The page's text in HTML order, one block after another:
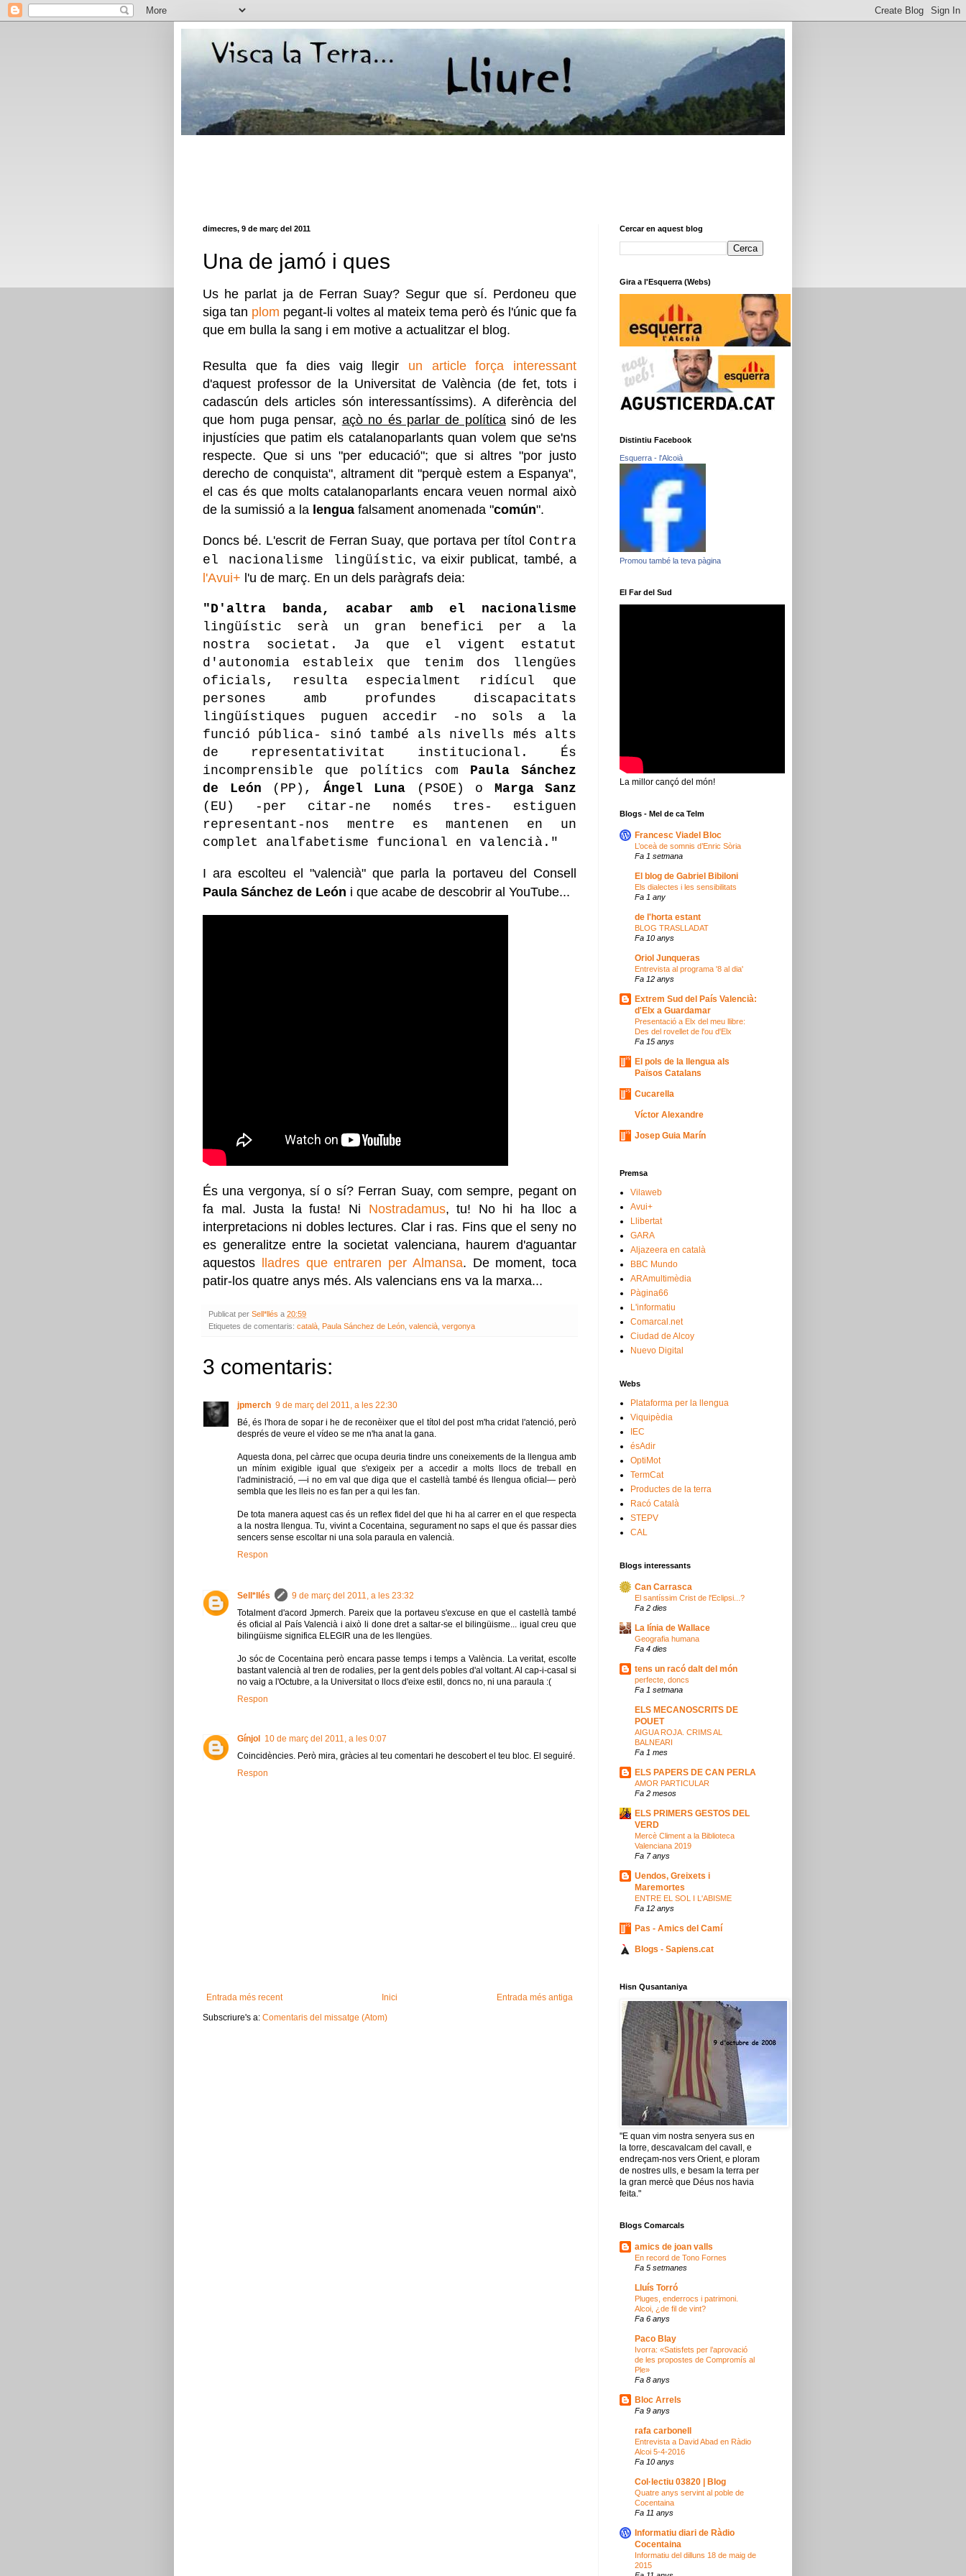
dimecres, 9 de març del 2011
Una de jamó i ques
Us he parlat ja de Ferran Suay? Segur que sí. Perdoneu que
siga tan plom pegant-li voltes al mateix tema però és l'únic que fa
que em bulla la sang i em motive a actualitzar el blog.
Resulta que fa dies vaig llegir un article força interessant
d'aquest professor de la Universitat de València (de fet, tots i
cadascún dels articles són interessantíssims). A diferència del
que hom puga pensar, açò no és parlar de políticasinó de les
injustícies que patim els catalanoparlants quan volem que se'ns
respecte. Que si uns "per educació"; que si altres "por justo
derecho de conquista", altrament dit "perquè estem a Espanya",
el cas és que molts catalanoparlants encara veuen normal això
de la sumissió a la lengua falsament anomenada "común".
Doncs bé. L'escrit de Ferran Suay, que portava per títol Contra
el nacionalisme lingüístic, va eixir publicat, també, a
l'Avui+ l'u de març. En un dels paràgrafs deia:
"D'altra banda, acabar amb el nacionalisme
lingüístic serà un gran benefici per a la
nostra societat. Ja que el vigent estatut
d'autonomia estableix que tenim dos llengües
oficials, resulta especialment ridícul que
persones amb profundes discapacitats
lingüístiques puguen accedir -no sols a la
funció pública- sinó també als nivells més alts
de representativitat institucional. És
incomprensible que polítics com Paula Sánchez
de León (PP), Ángel Luna (PSOE) o Marga Sanz
(EU) -per citar-ne només tres- estiguen
representant-nos mentre es mantenen en un
complet analfabetisme funcional en valencià."
I ara escolteu el "valencià" que parla la portaveu del Consell
Paula Sánchez de León i que acabe de descobrir al YouTube...
És una vergonya, sí o sí? Ferran Suay, com sempre, pegant on
fa mal. Justa la fusta! Ni Nostradamus, tu! No hi ha lloc a
interpretacions ni dobles lectures. Clar i ras. Fins que el seny no
es generalitze entre la societat valenciana, haurem d'aguantar
aquestos lladres que entraren per Almansa. De moment, toca
patir-los quatre anys més. Als valencians ens va la marxa...
Publicat per Sell*llés a 20:59
Etiquetes de comentaris: català Paula Sánchez de León valencià vergonya
3 comentaris:
jpmerch 9 de març del 2011, a les 22:30
Bé, és l'hora de sopar i he de reconèixer que el títol del post m'ha cridat l'atenció, però
després de veure el vídeo se me n'ha anat la gana.
Aquesta dona, pel càrrec que ocupa deuria tindre uns coneixements de la llengua amb
un mínim exigible igual que s'exigeix per a accedir a molts llocs de treball en
l'administració, —i no em val que diga que el castellà també és llengua oficial— però
sembla que les lleis no es fan per a qui les fan.
De tota manera aquest cas és un reflex fidel del que hi ha al carrer en el que respecta
a la nostra llengua. Tu, vivint a Cocentaina, segurament no saps el que és passar dies
sencers sense escoltar ni una sola paraula en valencià.
Respon
Sell*llés
9 de març del 2011, a les 23:32
Totalment d'acord Jpmerch. Pareix que la portaveu s'excuse en que el castellà també
és oficial al País Valencià i això li done dret a saltar-se el bilingüisme... igual creu que
bilingüisme significa ELEGIR una de les llengües.
Jo sóc de Cocentaina però encara passe temps i temps a València. La veritat, escolte
bastant valencià al tren de rodalies, per la gent dels pobles d'al voltant. Al cap-i-casal si
no vaig a l'Octubre, a la Universitat o llocs d'eixe estil, doncs no, ni una paraula :(
Respon
Gínjol 10 de març del 2011, a les 0:07
Coincidències. Però mira, gràcies al teu comentari he descobert el teu bloc. El seguiré.
Respon
Entrada més recent Entrada més antiga
Inici
Subscriure's a: Comentaris del missatge (Atom)
Cercar en aquest blog
Gira a l'Esquerra (Webs)
Distintiu Facebook
Esquerra - l'Alcoià
Promou també la teva pàgina
El Far del Sud
La millor cançó del món!
Blogs - Mel de ca Telm
Francesc Viadel Bloc
L’oceà de somnis d’Enric Sòria
Fa 1 setmana
El blog de Gabriel Bibiloni
Els dialectes i les sensibilitats
Fa 1 any
de l'horta estant
BLOG TRASLLADAT
Fa 10 anys
Oriol Junqueras
Entrevista al programa '8 al dia'
Fa 12 anys
Extrem Sud del País Valencià:
d'Elx a Guardamar
Presentació a Elx del meu llibre:
Des del rovellet de l'ou d'Elx
Fa 15 anys
El pols de la llengua als
Països Catalans
Cucarella
Víctor Alexandre
Josep Guia Marín
Premsa
Vilaweb
Avui+
Llibertat
GARA
Aljazeera en català
BBC Mundo
ARAmultimèdia
Pàgina66
L'informatiu
Comarcal.net
Ciudad de Alcoy
Nuevo Digital
Webs
Plataforma per la llengua
Viquipèdia
IEC
ésAdir
OptiMot
TermCat
Productes de la terra
Racó Català
STEPV
CAL
Blogs interessants
Can Carrasca
El santíssim Crist de l'Eclipsi...?
Fa 2 dies
La línia de Wallace
Geografia humana
Fa 4 dies
tens un racó dalt del món
perfecte, doncs
Fa 1 setmana
ELS MECANOSCRITS DE
POUET
AIGUA ROJA. CRIMS AL
BALNEARI
Fa 1 mes
ELS PAPERS DE CAN PERLA
AMOR PARTICULAR
Fa 2 mesos
ELS PRIMERS GESTOS DEL
VERD
Mercè Climent a la Biblioteca
Valenciana 2019
Fa 7 anys
Uendos, Greixets i
Maremortes
ENTRE EL SOL I L'ABISME
Fa 12 anys
Pas - Amics del Camí
Blogs - Sapiens.cat
Hisn Qusantaniya
"E quan vim nostra senyera sus en
la torre, descavalcam del cavall, e
endreçam-nos vers Orient, e ploram
de nostres ulls, e besam la terra per
la gran mercè que Déus nos havia
feita."
Blogs Comarcals
amics de joan valls
En record de Tono Fornes
Fa 5 setmanes
Lluís Torró
Pluges, enderrocs i patrimoni.
Alcoi, ¿de fil de vint?
Fa 6 anys
Paco Blay
Ivorra: «Satisfets per l’aprovació
de les propostes de Compromís al
Ple»
Fa 8 anys
Bloc Arrels
Fa 9 anys
rafa carbonell
Entrevista a David Abad en Ràdio
Alcoi 5-4-2016
Fa 10 anys
Col·lectiu 03820 | Blog
Quatre anys servint al poble de
Cocentaina
Fa 11 anys
Informatiu diari de Ràdio
Cocentaina
Informatiu del dilluns 18 de maig de
2015